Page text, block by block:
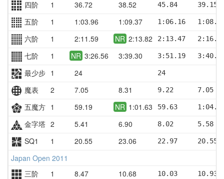
四阶 1 36.72 38.52 45.84     39.15
五阶 1 1:03.96 1:09.37 1:06.16
六阶 1 2:11.59 NR 2:13.82 2:13.47
七阶 1 NR 3:26.56 3:39.30 3:51.19
最少步 1 24 24
魔表 2 7.05 8.31 9.22      7.05
五魔方 1 59.19 NR 1:01.63 59.63
金字塔 2 5.41 6.90 8.02      5.58
SQ1 1 20.55 23.06 22.97
Japan Open 2011
三阶
1 8.47 10.68 10.03